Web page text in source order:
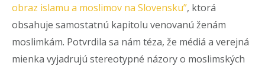
obraz islamu a moslimov na Slovensku”, ktorá
obsahuje samostatnú kapitolu venovanú ženám
moslimkám. Potvrdila sa nám téza, že médiá a verejná
mienka vyjadrujú stereotypné názory o moslimských